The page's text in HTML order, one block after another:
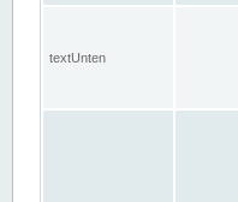
textUnten